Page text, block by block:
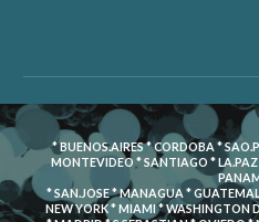
* BUENOS.AIRES * CORDOBA *
MONTEVIDEO * SANTIAGO *
* SAN.JOSE * MANAGUA *
NEW YORK * MIAMI * WASHINGTON